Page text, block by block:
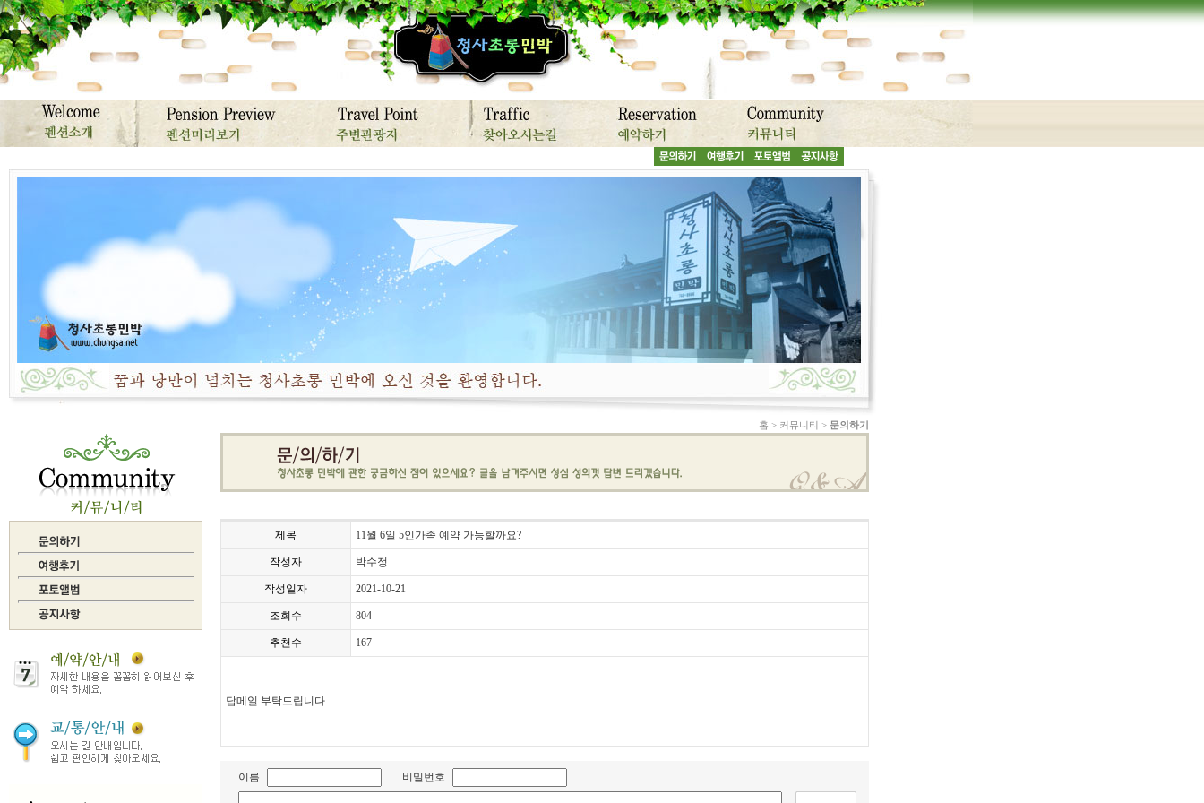
홈 > 커뮤니티 > 문의하기
제목 11월 6일 5인가족 예약 가능할까요?
작성자 박수정
작성일자 2021-10-21
조회수 804
추천수 167
답메일 부탁드립니다
이름 비밀번호